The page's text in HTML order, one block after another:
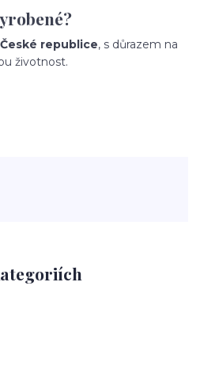
republice, s důrazem na
životnost.